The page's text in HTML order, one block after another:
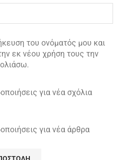
του ονόματός μου και
εκ νέου χρήση τους την
για νέα σχόλια
για νέα άρθρα